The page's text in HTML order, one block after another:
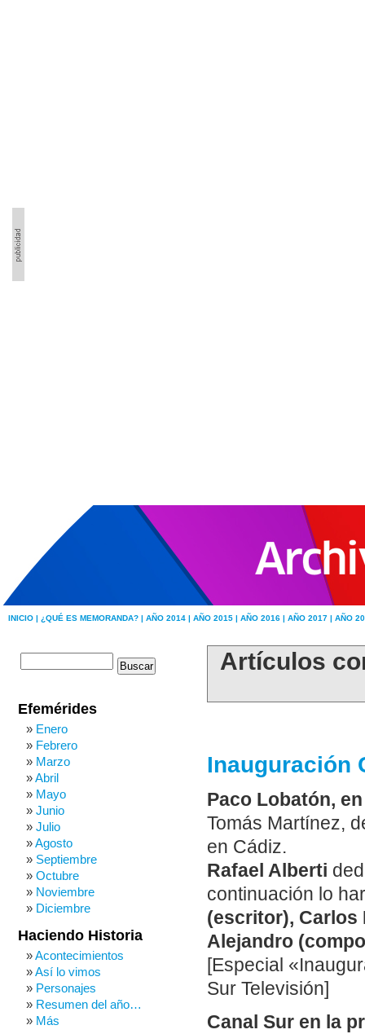
INICIO | ¿QUÉ ES MEMORANDA? | AÑO 2014 | AÑO 2015 | AÑO 2016 | AÑO 2017 | AÑO
Artículos
Inauguración
Paco Lobatón,
Tomás Martínez,
en Cádiz.
Rafael Alberti
continuación lo
(escritor), Carlos
Alejandro
[Especial
Sur Televisión]
Canal Sur en la
Efemérides
Enero
Febrero
Marzo
Abril
Mayo
Junio
Julio
Agosto
Septiembre
Octubre
Noviembre
Diciembre
Haciendo Historia
Acontecimientos
Así lo vimos
Personajes
Resumen del año…
Más